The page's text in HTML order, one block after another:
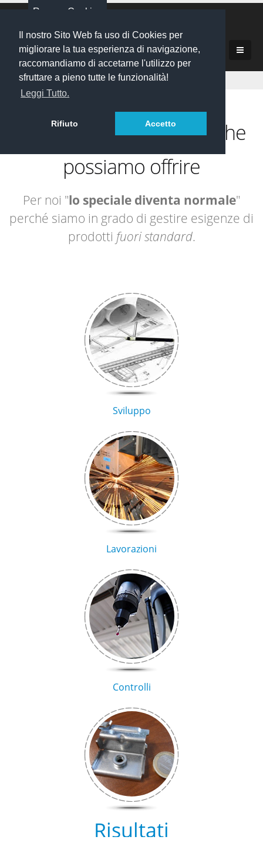
Revoca Cookies
Il nostro Sito Web fa uso di Cookies per
migliorare la tua esperienza di navigazione,
raccomandiamo di accetarne l'utilizzo per
sfruttare a pieno tutte le funzionalità!
Leggi Tutto.
Rifiuto Accetto
Scopri
i servizi
la qualità
i servizi
che
possiamo offrire
Per noi "lo speciale diventa normale"
perché siamo in grado di gestire esigenze di
prodotti fuori standard.
Sviluppo
Lavorazioni
Controlli
Risultati